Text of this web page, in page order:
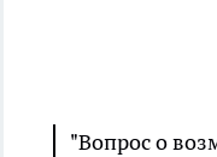
"Вопрос о